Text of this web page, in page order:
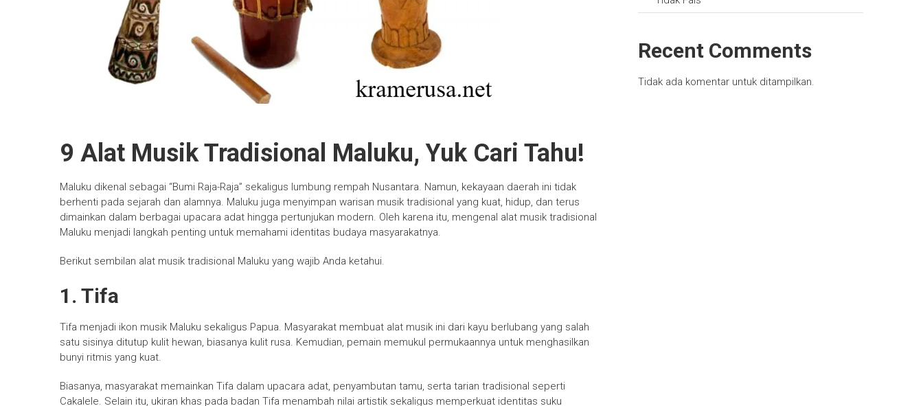
9 Alat Musik Tradisional Maluku, Yuk Cari Tahu!
Maluku dikenal sebagai “Bumi Raja-Raja” sekaligus lumbung rempah Nusantara. Namun, kekayaan daerah ini tidak
berhenti pada sejarah dan alamnya. Maluku juga menyimpan warisan musik tradisional yang kuat, hidup, dan terus
dimainkan dalam berbagai upacara adat hingga pertunjukan modern. Oleh karena itu, mengenal alat musik tradisional
Maluku menjadi langkah penting untuk memahami identitas budaya masyarakatnya.
Berikut sembilan alat musik tradisional Maluku yang wajib Anda ketahui.
1. Tifa
Tifa menjadi ikon musik Maluku sekaligus Papua. Masyarakat membuat alat musik ini dari kayu berlubang yang salah
satu sisinya ditutup kulit hewan, biasanya kulit rusa. Kemudian, pemain memukul permukaannya untuk menghasilkan
bunyi ritmis yang kuat.
Biasanya, masyarakat memainkan Tifa dalam upacara adat, penyambutan tamu, serta tarian tradisional seperti
Cakalele. Selain itu, ukiran khas pada badan Tifa menambah nilai artistik sekaligus memperkuat identitas suku
Recent Comments
Tidak ada komentar untuk ditampilkan.